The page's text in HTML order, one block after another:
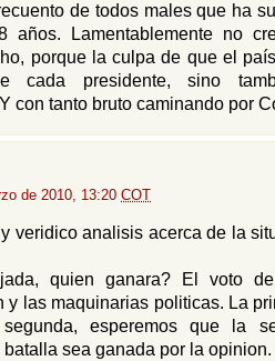
de todos males que ha
años. Lamentablemente no
porque la culpa de que el
cada presidente, sino
con tanto bruto caminando por
de 2010, 13:20 COT
veridico analisis acerca de la
quien ganara? El voto
y las maquinarias politicas. La
esperemos que la
sea ganada por la opinion.